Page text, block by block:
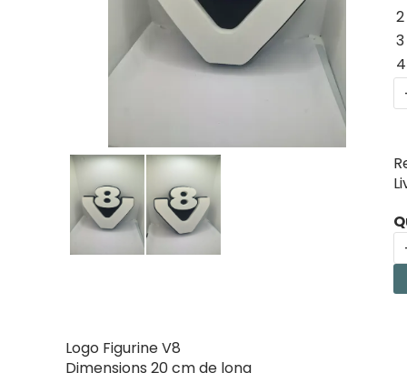
2
3
Logo Figurine V8
Dimensions 20 cm de long